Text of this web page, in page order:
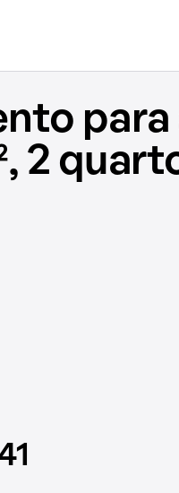
para
2